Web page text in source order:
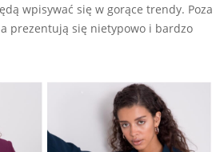
wpisywać się w gorące trendy. Poza
prezentują się nietypowo i bardzo